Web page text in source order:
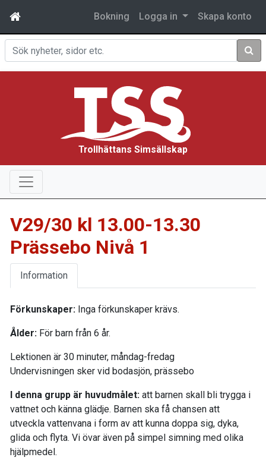
Bokning Logga in Skapa konto
Sök
Trollhättans Simsällskap
V29/30 kl 13.00-13.30
Prässebo Nivå 1
Information
Förkunskaper: Inga förkunskaper krävs.
Ålder: För barn från 6 år.
Lektionen är 30 minuter, måndag-fredag
Undervisningen sker vid bodasjön, prässebo
I denna grupp är huvudmålet: att barnen skall bli trygga i
vattnet och känna glädje. Barnen ska få chansen att
utveckla vattenvana i form av att kunna doppa sig, dyka,
glida och flyta. Vi övar även på simpel simning med olika
hjälpmedel.